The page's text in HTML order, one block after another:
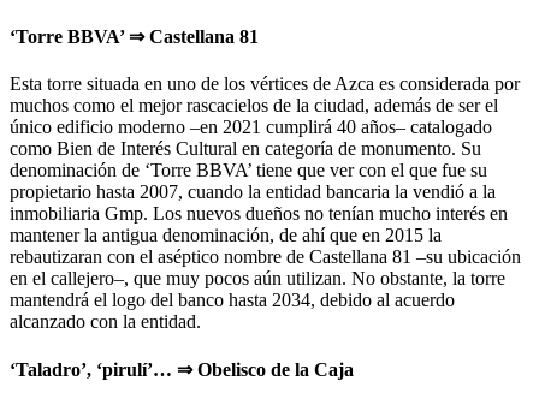
‘Torre BBVA’ ⇒ Castellana 81
Esta torre situada en uno de los vértices de Azca es considerada por
muchos como el mejor rascacielos de la ciudad, además de ser el
único edificio moderno –en 2021 cumplirá 40 años– catalogado
como Bien de Interés Cultural en categoría de monumento. Su
denominación de ‘Torre BBVA’ tiene que ver con el que fue su
propietario hasta 2007, cuando la entidad bancaria la vendió a la
inmobiliaria Gmp. Los nuevos dueños no tenían mucho interés en
mantener la antigua denominación, de ahí que en 2015 la
rebautizaran con el aséptico nombre de Castellana 81 –su ubicación
en el callejero–, que muy pocos aún utilizan. No obstante, la torre
mantendrá el logo del banco hasta 2034, debido al acuerdo
alcanzado con la entidad.
‘Taladro’, ‘pirulí’… ⇒ Obelisco de la Caja